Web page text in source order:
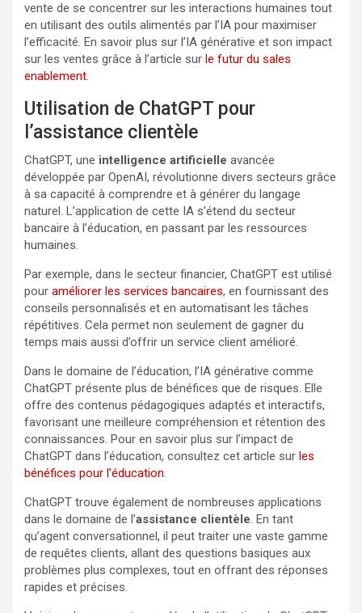
vente de se concentrer sur les interactions humaines tout
en utilisant des outils alimentés par l’IA pour maximiser
l’efficacité. En savoir plus sur l’IA générative et son impact
sur les ventes grâce à l’article sur le futur du sales
enablement.
Utilisation de ChatGPT pour
l’assistance clientèle
ChatGPT, une intelligence artificielle avancée
développée par OpenAI, révolutionne divers secteurs grâce
à sa capacité à comprendre et à générer du langage
naturel. L’application de cette IA s’étend du secteur
bancaire à l’éducation, en passant par les ressources
humaines.
Par exemple, dans le secteur financier, ChatGPT est utilisé
pour améliorer les services bancaires, en fournissant des
conseils personnalisés et en automatisant les tâches
répétitives. Cela permet non seulement de gagner du
temps mais aussi d’offrir un service client amélioré.
Dans le domaine de l’éducation, l’IA générative comme
ChatGPT présente plus de bénéfices que de risques. Elle
offre des contenus pédagogiques adaptés et interactifs,
favorisant une meilleure compréhension et rétention des
connaissances. Pour en savoir plus sur l’impact de
ChatGPT dans l’éducation, consultez cet article sur les
bénéfices pour l’éducation.
ChatGPT trouve également de nombreuses applications
dans le domaine de l’assistance clientèle. En tant
qu’agent conversationnel, il peut traiter une vaste gamme
de requêtes clients, allant des questions basiques aux
problèmes plus complexes, tout en offrant des réponses
rapides et précises.